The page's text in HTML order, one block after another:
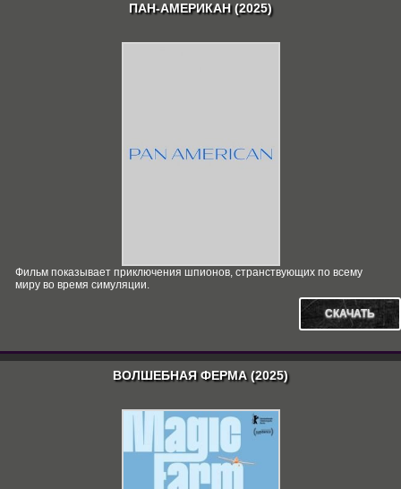
ПАН-АМЕРИКАН (2025)
Фильм показывает приключения шпионов, странствующих по всему
миру во время симуляции.
СКАЧАТЬ
ВОЛШЕБНАЯ ФЕРМА (2025)